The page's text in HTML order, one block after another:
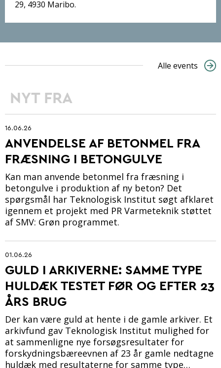
29, 4930 Maribo.
Alle events
NYT FRA
16.06.26
ANVENDELSE AF BETONMEL FRA
FRÆSNING I BETONGULVE
Kan man anvende betonmel fra fræsning i
betongulve i produktion af ny beton? Det
spørgsmål har Teknologisk Institut søgt afklaret
igennem et projekt med PR Varmeteknik støttet
af SMV: Grøn programmet.
01.06.26
GULD I ARKIVERNE: SAMME TYPE
HULDÆK TESTET FØR OG EFTER 23
ÅRS BRUG
Der kan være guld at hente i de gamle arkiver. Et
arkivfund gav Teknologisk Institut mulighed for
at sammenligne nye forsøgsresultater for
forskydningsbæreevnen af 23 år gamle nedtagne
huldæk med resultaterne for samme type…